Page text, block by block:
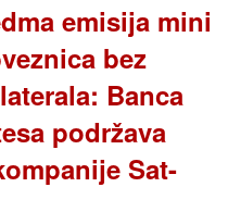
emisija mini
bez
Banca
podržava
Sat-